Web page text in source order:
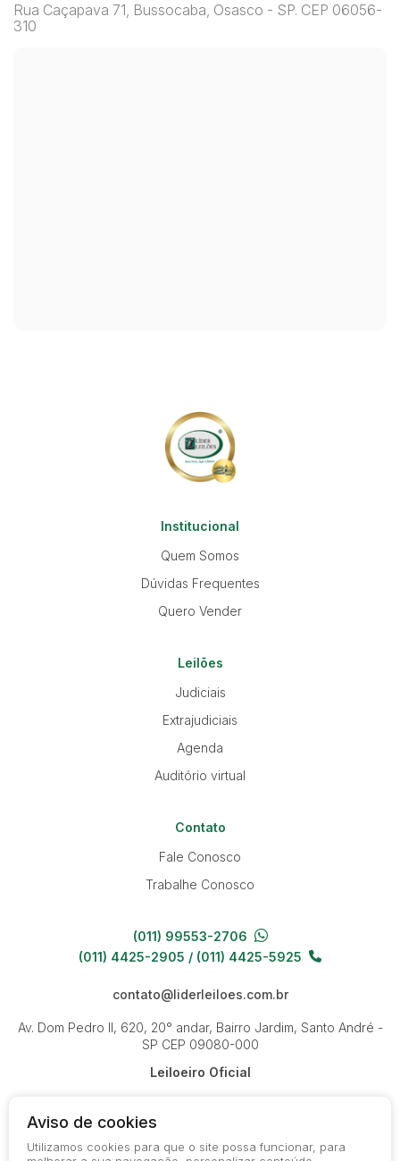
Rua Caçapava 71, Bussocaba, Osasco - SP. CEP 06056-
310
Institucional
Quem Somos
Dúvidas Frequentes
Quero Vender
Leilões
Judiciais
Extrajudiciais
Agenda
Auditório virtual
Contato
Fale Conosco
Trabalhe Conosco
(011) 99553-2706
(011) 4425-2905 / (011) 4425-5925
contato@liderleiloes.com.br
Av. Dom Pedro II, 620, 20° andar, Bairro Jardim, Santo André -
SP CEP 09080-000
Leiloeiro Oficial
Aviso de cookies
Utilizamos cookies para que o site possa funcionar, para